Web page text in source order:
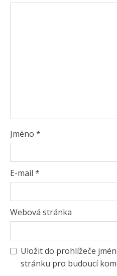
Jméno *
E-mail *
Webová stránka
Uložit do prohlížeče
stránku pro budoucí